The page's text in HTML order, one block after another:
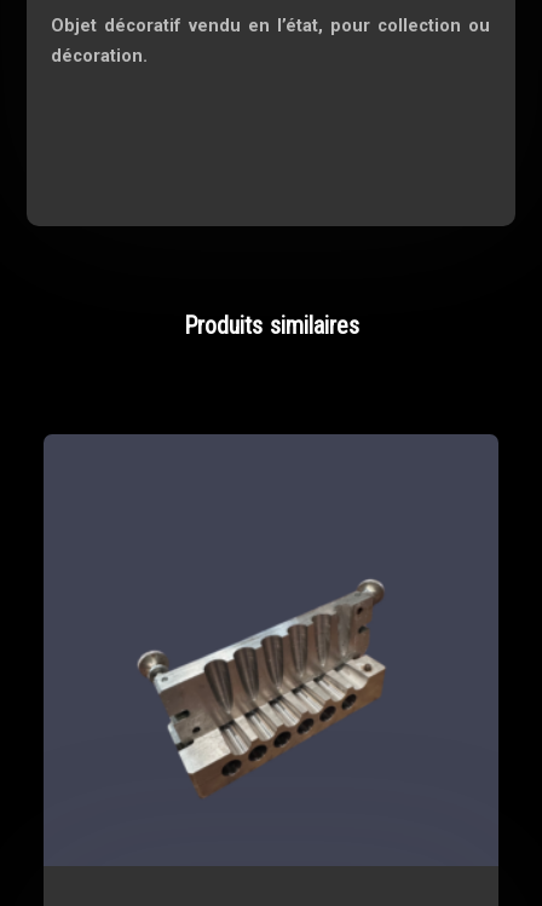
Objet décoratif vendu en l’état, pour collection ou
décoration.
Produits similaires